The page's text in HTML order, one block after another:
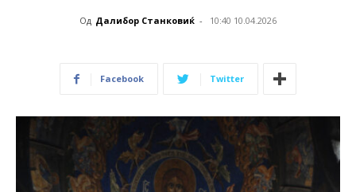
Од Далибор Станковиќ - 10:40 10.04.2026
Facebook Twitter